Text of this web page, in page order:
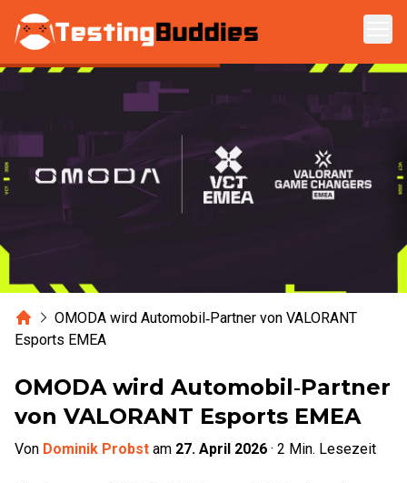
Zum Hauptinhalt springen
HomeOMODA wird Automobil‑Partner von VALORANT
Esports EMEA
OMODA wird Automobil‑Partner
von VALORANT Esports EMEA
Von Dominik Probst am 27. April 2026 · 2 Min. Lesezeit